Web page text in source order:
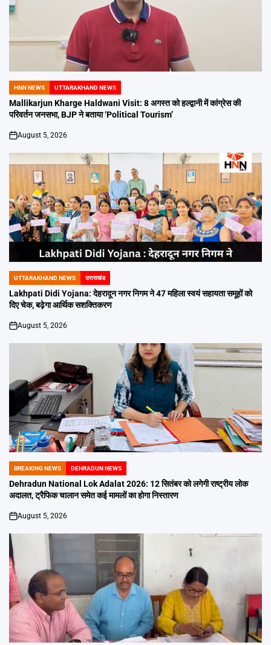
POSTED
IN
HNN NEWS UTTARAKHAND NEWS
Mallikarjun Kharge Haldwani Visit: 8 अगस्त को हल्द्वानी में कांग्रेस की
परिवर्तन जनसभा, BJP ने बताया ‘Political Tourism’
on
August 5, 2026
POSTED
IN
UTTARAKHAND NEWS उत्तराखंड
Lakhpati Didi Yojana: देहरादून नगर निगम ने 47 महिला स्वयं सहायता समूहों को
दिए चेक, बढ़ेगा आर्थिक सशक्तिकरण
on
August 5, 2026
POSTED
IN
BREAKING NEWS DEHRADUN NEWS
Dehradun National Lok Adalat 2026: 12 सितंबर को लगेगी राष्ट्रीय लोक
अदालत, ट्रैफिक चालान समेत कई मामलों का होगा निस्तारण
on
August 5, 2026